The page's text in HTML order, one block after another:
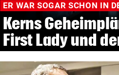
ER WAR SOGAR SCHON IN
Kerns
First Lady und